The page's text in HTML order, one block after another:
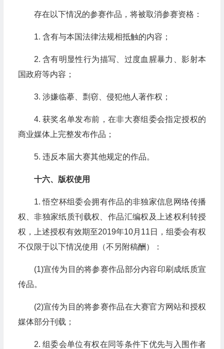
存在以下情况的参赛作品，将被取消参赛资格：
1. 含有与本国法律法规相抵触的内容；
2. 含有明显性行为描写、过度血腥暴力、影射本
国政府等内容；
3. 涉嫌临摹、剽窃、侵犯他人著作权；
4. 获奖名单发布前，在非大赛组委会指定授权的
商业媒体上完整发布作品；
5. 违反本届大赛其他规定的作品。
十六、版权使用
1. 悟空杯组委会拥有作品的非独家信息网络传播
权、非独家纸质刊载权、作品汇编权及上述权利转授
权，上述授权有效期至2019年10月11日，组委会有权
不仅限于以下情况使用（不另附稿酬）：
(1)宣传为目的将参赛作品部分内容印刷成纸质宣
传品。
(2)宣传为目的将参赛作品在大赛官方网站和授权
媒体部分刊载；
2. 组委会单位有权在同等条件下优先与入围作者